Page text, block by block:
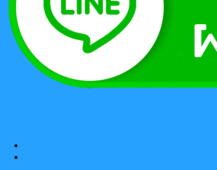
เขียว
quantity